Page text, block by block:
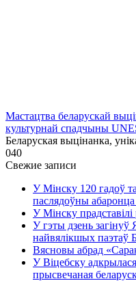
Мастацтва беларускай
культурнай спадчыны
Беларуская выцінанка,
040
Свежие записи
У Мінску 120 гадоў
паслядоўны абаронца
У Мінску
У гэты дзень
найвялікшых паэтаў
Вясновы абрад
У Віцебску
прысвечаная